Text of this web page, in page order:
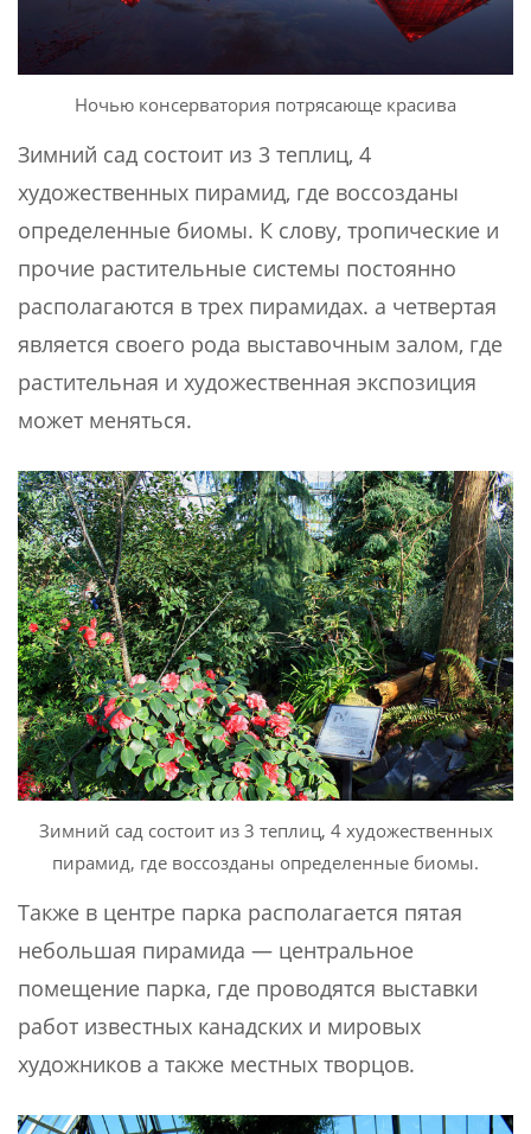
Ночью консерватория потрясающе красива
Зимний сад состоит из 3 теплиц, 4
художественных пирамид, где воссозданы
определенные биомы. К слову, тропические и
прочие растительные системы постоянно
располагаются в трех пирамидах. а четвертая
является своего рода выставочным залом, где
растительная и художественная экспозиция
может меняться.
Зимний сад состоит из 3 теплиц, 4 художественных
пирамид, где воссозданы определенные биомы.
Также в центре парка располагается пятая
небольшая пирамида — центральное
помещение парка, где проводятся выставки
работ известных канадских и мировых
художников а также местных творцов.